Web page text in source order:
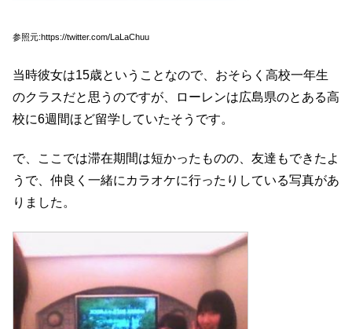
参照元:https://twitter.com/LaLaChuu
当時彼女は15歳ということなので、おそらく高校一年生
のクラスだと思うのですが、ローレンは広島県のとある高
校に6週間ほど留学していたそうです。
で、ここでは滞在期間は短かったものの、友達もできたよ
うで、仲良く一緒にカラオケに行ったりしている写真があ
りました。